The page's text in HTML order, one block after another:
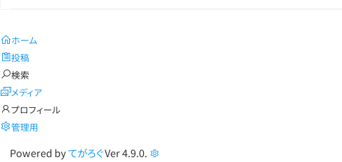
ホーム
投稿
検索
メディア
プロフィール
管理用
Powered byてがろぐVer 4.9.0.